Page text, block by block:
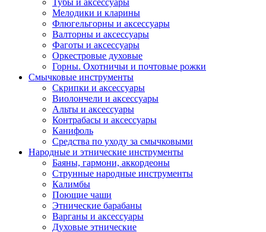
Тубы и аксессуары
Мелодики и кларины
Флюгельгорны и аксессуары
Валторны и аксессуары
Фаготы и аксессуары
Оркестровые духовые
Горны. Охотничьи и почтовые рожки
Смычковые инструменты
Скрипки и аксессуары
Виолончели и аксессуары
Альты и аксессуары
Контрабасы и аксессуары
Канифоль
Средства по уходу за смычковыми
Народные и этнические инструменты
Баяны, гармони, аккордеоны
Струнные народные инструменты
Калимбы
Поющие чаши
Этнические барабаны
Варганы и аксессуары
Духовые этнические